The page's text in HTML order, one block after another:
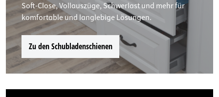
Soft-Close, Vollauszüge, Schwerlast und mehr für
komfortable und langlebige Lösungen.
Zu den Schubladenschienen